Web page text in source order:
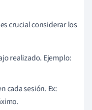
crucial considerar los
realizado. Ejemplo:
cada sesión. Ex: